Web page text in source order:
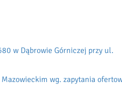
w Dąbrowie Górniczej przy ul.
wg. zapytania